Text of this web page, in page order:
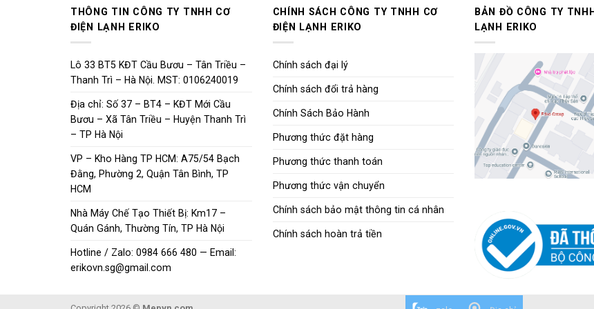
THÔNG TIN CÔNG TY TNHH CƠ
ĐIỆN LẠNH ERIKO
Lô 33 BT5 KĐT Cầu Bươu – Tân Triều –
Thanh Trì – Hà Nội. MST: 0106240019
Địa chỉ: Số 37 – BT4 – KĐT Mới Cầu
Bươu – Xã Tân Triều – Huyện Thanh Trì
– TP Hà Nội
VP – Kho Hàng TP HCM: A75/54 Bạch
Đằng, Phường 2, Quận Tân Bình, TP
HCM
Nhà Máy Chế Tạo Thiết Bị: Km17 –
Quán Gánh, Thường Tín, TP Hà Nội
Hotline / Zalo: 0984 666 480 — Email:
erikovn.sg@gmail.com
CHÍNH SÁCH CÔNG TY TNHH CƠ
ĐIỆN LẠNH ERIKO
Chính sách đại lý
Chính sách đổi trả hàng
Chính Sách Bảo Hành
Phương thức đặt hàng
Phương thức thanh toán
Phương thức vận chuyển
Chính sách bảo mật thông tin cá nhân
Chính sách hoàn trả tiền
BẢN ĐỒ CÔNG TY
LẠNH ERIKO